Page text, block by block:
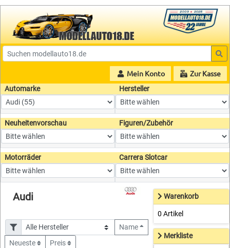
Mein Konto Zur Kasse
Automarke Hersteller
Neuheitenvorschau Figuren/Zubehör
Motorräder Carrera Slotcar
Audi
Name
Neueste
Preis
Warenkorb
0 Artikel
Merkliste